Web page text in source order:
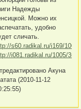
Надежды
Можно их
удобно
сличать.
s60.radikal.ru/i169/
i081.radikal.ru/1005/36/
Акуна
(2010-11-12